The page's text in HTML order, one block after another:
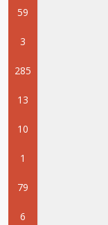
59
3
285
13
10
1
79
6